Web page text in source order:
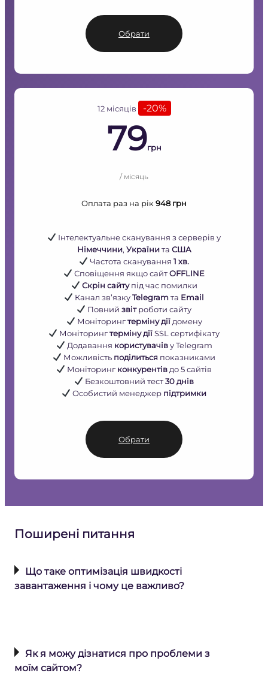
Обрати
12 місяців -20%
79грн
/ місяць
Оплата раз на рік948 грн
Інтелектуальне сканування з серверів у
Німеччини, Українита США
Частота сканування 1 хв.
Сповіщення якщо сайтOFFLINE
Скрін сайтупід час помилки
Канал звʼязкуTelegramта Email
Повний звітроботи сайту
Моніторингтерміну діїдомену
Моніторингтерміну діїSSL сертифікату
Додавання користувачіву Telegram
Можливість поділиться показниками
Моніторингконкурентівдо 5 сайтів
Безкоштовний тест30 днів
Особистий менеджер підтримки
Обрати
Поширені питання
Що таке оптимізація швидкості
завантаження і чому це важливо?
користувачів. Це забезпечує швидке
Як я можу дізнатися про проблеми з
моїм сайтом?